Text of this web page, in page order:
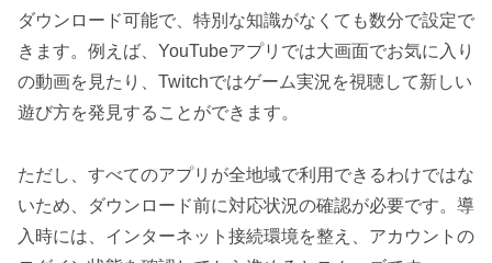
ダウンロード可能で、特別な知識がなくても数分で設定で
きます。例えば、YouTubeアプリでは大画面でお気に入り
の動画を見たり、Twitchではゲーム実況を視聴して新しい
遊び方を発見することができます。
ただし、すべてのアプリが全地域で利用できるわけではな
いため、ダウンロード前に対応状況の確認が必要です。導
入時には、インターネット接続環境を整え、アカウントの